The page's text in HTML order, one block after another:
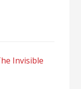
Invisible